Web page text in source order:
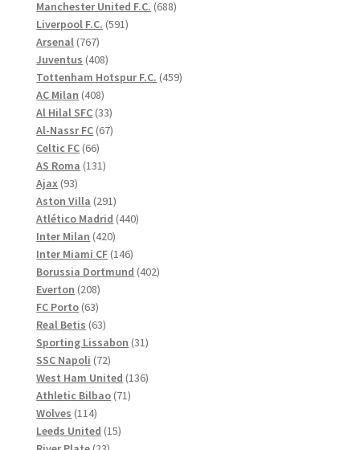
produkter
Manchester United F.C. 688688
Liverpool F.C. 591591
Arsenal 767767
produkter
Juventus 408408
produkter
Tottenham Hotspur F.C. 459459
AC Milan 408408
produkter
Al Hilal SFC 3333
produkter
Al-Nassr FC 6767
Celtic FC 6666
produkter
AS Roma 131131
Ajax 9393
produkter
Aston Villa 291291
produkter
Atlético Madrid 440440
Inter Milan 420420
produkter
Inter Miami CF 146146
produkter
Borussia Dortmund 402402
Everton 208208
produkter
FC Porto 6363
produkter
Real Betis 6363
produkter
Sporting Lissabon 3131
SSC Napoli 7272
produkter
West Ham United 136136
Athletic Bilbao 7171
Wolves 114114
produkter
Leeds United 1515